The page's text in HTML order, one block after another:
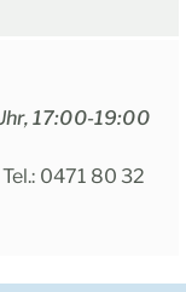
17:00-19:00
0471 80 32